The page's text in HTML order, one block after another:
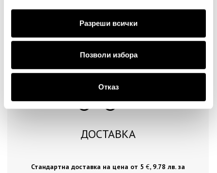
Разреши всички
Позволи избора
Отказ
Продължи
ДОСТАВКА
Стандартна доставка на цена от 5 €, 9.78 лв. за